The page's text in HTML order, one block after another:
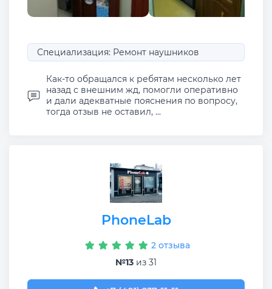
Специализация: Ремонт наушников
Как-то обращался к ребятам несколько лет
назад с внешним жд, помогли оперативно
и дали адекватные пояснения по вопросу,
тогда отзыв не оставил, ...
PhoneLab
2 отзыва
№13 из 31